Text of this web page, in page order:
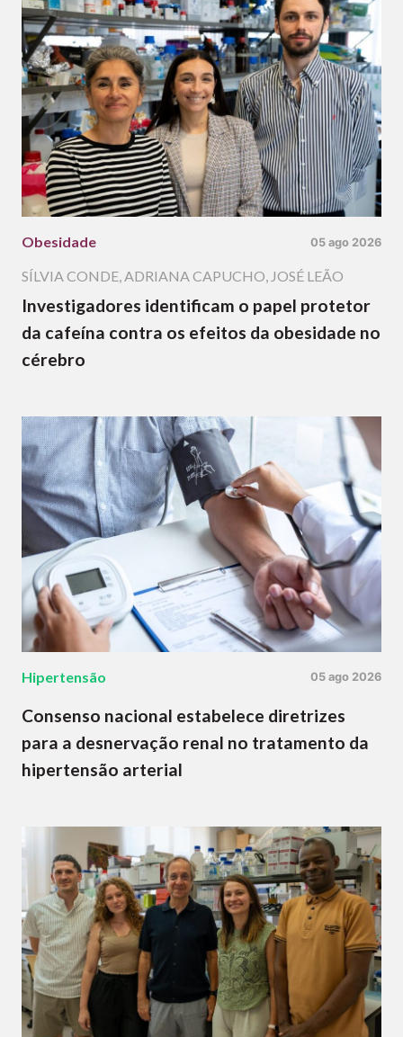
Obesidade 05 ago 2026
SÍLVIA CONDE,ADRIANA CAPUCHO, JOSÉ LEÃO
Investigadores identificam o papel protetor
da cafeína contra os efeitos da obesidade no
cérebro
Hipertensão 05 ago 2026
Consenso nacional estabelece diretrizes
para a desnervação renal no tratamento da
hipertensão arterial